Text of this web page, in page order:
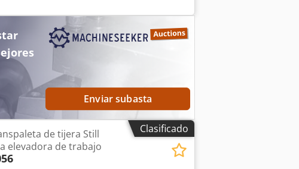
x 1200 mm
Enviar subasta
Clasificado
de tijera Still
elevadora de trabajo